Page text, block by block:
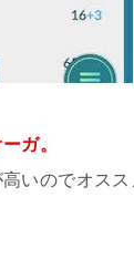
ガ。
いのでオスス